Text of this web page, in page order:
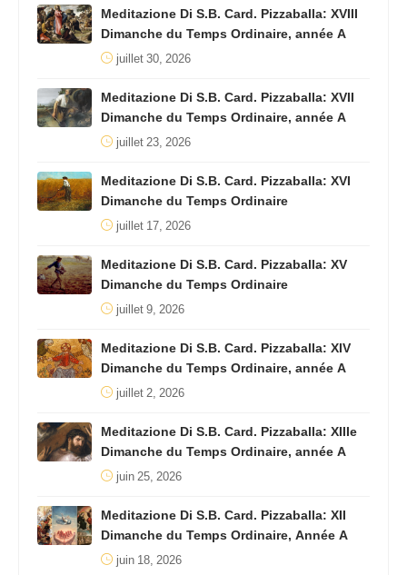
Meditazione Di S.B. Card. Pizzaballa: XVIII
Dimanche du Temps Ordinaire, année A
juillet 30, 2026
Meditazione Di S.B. Card. Pizzaballa: XVII
Dimanche du Temps Ordinaire, année A
juillet 23, 2026
Meditazione Di S.B. Card. Pizzaballa: XVI
Dimanche du Temps Ordinaire
juillet 17, 2026
Meditazione Di S.B. Card. Pizzaballa: XV
Dimanche du Temps Ordinaire
juillet 9, 2026
Meditazione Di S.B. Card. Pizzaballa: XIV
Dimanche du Temps Ordinaire, année A
juillet 2, 2026
Meditazione Di S.B. Card. Pizzaballa: XIIIe
Dimanche du Temps Ordinaire, année A
juin 25, 2026
Meditazione Di S.B. Card. Pizzaballa: XII
Dimanche du Temps Ordinaire, Année A
juin 18, 2026